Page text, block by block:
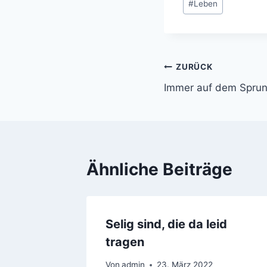
#Leben
Beitrags-
Navigation
ZURÜCK
Immer auf dem
Ähnliche Beiträge
Selig sind, die da leid
tragen
Von admin 23. März 2022